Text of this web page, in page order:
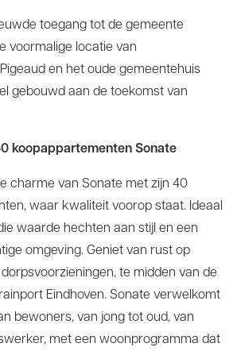
toegang tot de gemeente
voormalige locatie van
en het oude gemeentehuis
gebouwd aan de toekomst van
koopappartementen Sonate
charme van Sonate met zijn 40
waar kwaliteit voorop staat. Ideaal
waarde hechten aan stijl en een
omgeving. Geniet van rust op
te midden van de
Eindhoven. Sonate verwelkomt
bewoners, van jong tot oud, van
met een woonprogramma dat